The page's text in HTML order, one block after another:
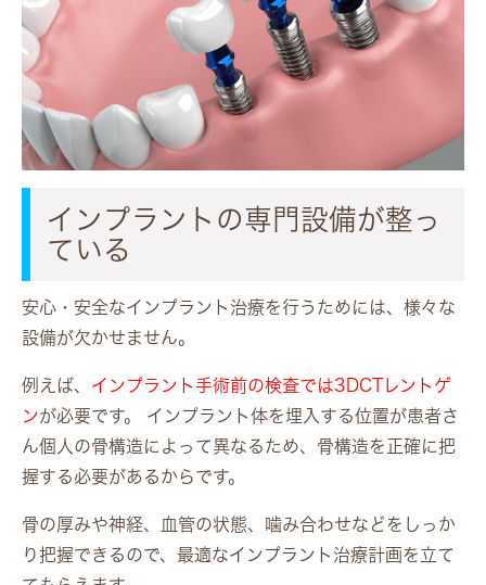
インプラントの専門設備が整っ
ている
安心・安全なインプラント治療を行うためには、様々な
設備が欠かせません。
例えば、 インプラント手術前の検査では3DCTレントゲ
ンが必要です。 インプラント体を埋入する位置が患者さ
ん個人の骨構造によって異なるため、骨構造を正確に把
握する必要があるからです。
骨の厚みや神経、血管の状態、噛み合わせなどをしっか
り把握できるので、最適なインプラント治療計画を立て